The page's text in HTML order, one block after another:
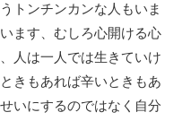
トンチンカンな人もいま
ます、むしろ心開ける心
人は一人では生きていけ
きもあれば辛いときもあ
いにするのではなく自分